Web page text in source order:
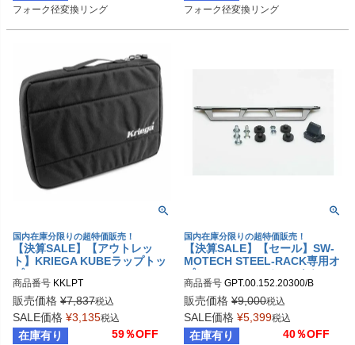
フォーク径変換リング フォーク径変換リング
国内在庫分限りの超特価販売！
【決算SALE】【アウトレッ
ト】KRIEGA KUBEラップトッ
プ
商品番号 KKLPT
販売価格 ¥7,837税込
SALE価格 ¥3,135税込
在庫有り 59％OFF
国内在庫分限りの超特価販売！
【決算SALE】【セール】SW-
MOTECH STEEL-RACK専用オ
プション GIVIモノロックケース
アダプター
商品番号 GPT.00.152.20300/B
sw_GPT_00_152_20300B
販売価格 ¥9,000税込
SALE価格 ¥5,399税込
在庫有り 40％OFF